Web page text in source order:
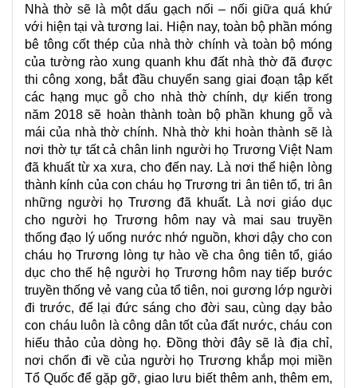
Nhà thờ sẽ là một dấu gạch nối – nối giữa quá khứ
với hiện tại và tương lai. Hiện nay, toàn bộ phần móng
bê tông cốt thép của nhà thờ chính và toàn bộ móng
của tường rào xung quanh khu đất nhà thờ đã được
thi công xong, bắt đầu chuyển sang giai đoạn tập kết
các hạng mục gỗ cho nhà thờ chính, dự kiến trong
năm 2018 sẽ hoàn thành toàn bộ phần khung gỗ và
mái của nhà thờ chính. Nhà thờ khi hoàn thành sẽ là
nơi thờ tự tất cả chân linh người họ Trương Việt Nam
đã khuất từ xa xưa, cho đến nay. Là nơi thể hiện lòng
thành kính của con cháu họ Trương tri ân tiên tổ, tri ân
những người họ Trương đã khuất. Là nơi giáo dục
cho người họ Trương hôm nay và mai sau truyền
thống đạo lý uống nước nhớ nguồn, khơi dậy cho con
cháu họ Trương lòng tự hào về cha ông tiên tổ, giáo
dục cho thế hệ người họ Trương hôm nay tiếp bước
truyền thống vẻ vang của tổ tiên, noi gương lớp người
đi trước, để lại đức sáng cho đời sau, cùng dạy bảo
con cháu luôn là công dân tốt của đất nước, cháu con
hiếu thảo của dòng họ. Đồng thời đây sẽ là địa chỉ,
nơi chốn đi về của người họ Trương khắp mọi miền
Tổ Quốc để gặp gỡ, giao lưu biết thêm anh, thêm em,